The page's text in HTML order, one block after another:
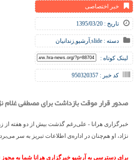
خبر اختصاصی
تاریخ : 1395/03/20
دسته : slide
,آرشیو,زندانیان
لینک کوتاه :
کد خبر : 950320357
صدور قرار موقت بازداشت برای مصطفی غلام
خبرگزاری هرانا - علی‌رغم گذشت بیش از دو هفته از
نژاد، او هم‌چنان در اداره‌ی اطلاعات تبریز به سر
برای دسترسی به آرشیو خبرگزاری هرانا شما به مجوز